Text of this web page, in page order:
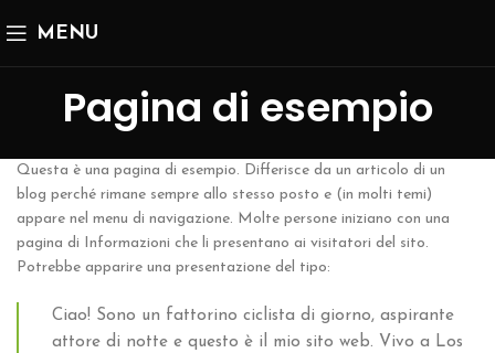
MENU
Pagina di esempio
Questa è una pagina di esempio. Differisce da un articolo di un
blog perché rimane sempre allo stesso posto e (in molti temi)
appare nel menu di navigazione. Molte persone iniziano con una
pagina di Informazioni che li presentano ai visitatori del sito.
Potrebbe apparire una presentazione del tipo:
Ciao! Sono un fattorino ciclista di giorno, aspirante
attore di notte e questo è il mio sito web. Vivo a Los